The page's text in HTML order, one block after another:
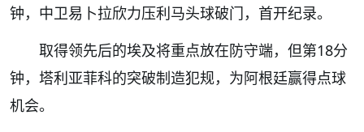
钟，中卫易卜拉欣力压利马头球破门，首开纪录。
取得领先后的埃及将重点放在防守端，但第18分
钟，塔利亚菲科的突破制造犯规，为阿根廷赢得点球
机会。